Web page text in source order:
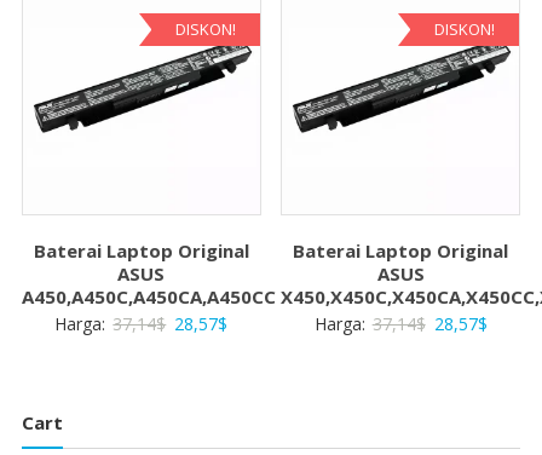
28,57$.
DISKON!
Baterai Laptop Original
ASUS
A450,A450C,A450CA,A450CC
Harga: 37,14$ Harga
28,57$
28,57$.
DISKON!
Baterai Laptop Original
ASUS
Harga: 37,14$ Harga
28,57$Harga
28,57$.
Cart